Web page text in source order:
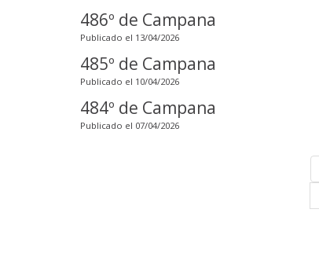
486º de Campana
Publicado el 13/04/2026
485º de Campana
Publicado el 10/04/2026
484º de Campana
Publicado el 07/04/2026